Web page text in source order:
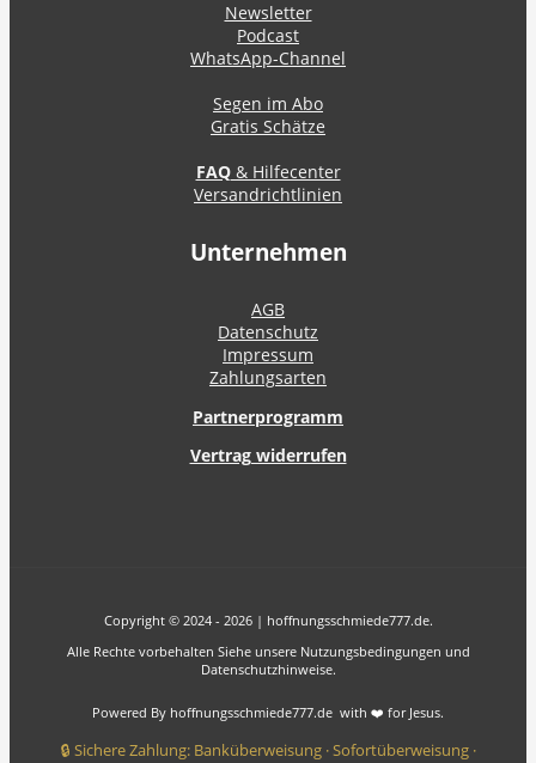
Newsletter
Podcast
WhatsApp-Channel
Segen im Abo
Gratis Schätze
FAQ& Hilfecenter
Versandrichtlinien
Unternehmen
AGB
Datenschutz
Impressum
Zahlungsarten
Partnerprogramm
Vertrag widerrufen
Copyright © 2024 - 2026 | hoffnungsschmiede777.de.
Alle Rechte vorbehalten Siehe unsere Nutzungsbedingungen und
Datenschutzhinweise.
Powered By hoffnungsschmiede777.de with ❤️ for Jesus.
🔒 Sichere Zahlung: Banküberweisung · Sofortüberweisung ·